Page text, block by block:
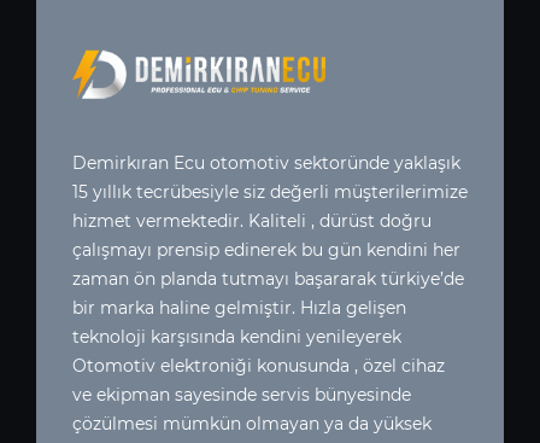
Demirkıran Ecu otomotiv sektoründe yaklaşık
15 yıllık tecrübesiyle siz değerli müşterilerimize
hizmet vermektedir. Kaliteli , dürüst doğru
çalışmayı prensip edinerek bu gün kendini her
zaman ön planda tutmayı başararak türkiye’de
bir marka haline gelmiştir. Hızla gelişen
teknoloji karşısında kendini yenileyerek
Otomotiv elektroniği konusunda , özel cihaz
ve ekipman sayesinde servis bünyesinde
çözülmesi mümkün olmayan ya da yüksek